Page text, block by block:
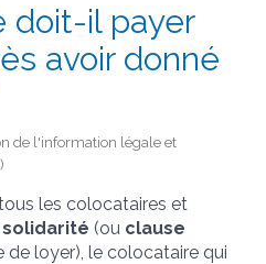
doit-il payer
avoir donné
de l'information légale et
les colocataires et
(ou clause
de loyer), le colocataire qui